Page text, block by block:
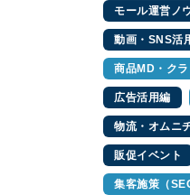
モール運営ノ
動画・SNS活
商品MD・ク
広告活用編
物流・オムニ
販促イベント
集客施策（